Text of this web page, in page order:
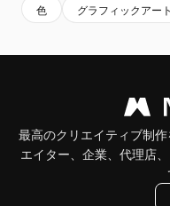
色 グラフィックアート
最高のクリエイティブ制
エイター、企業、代理店